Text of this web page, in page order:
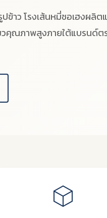
ข้าว โรงเส้นหมี่ชอเฮงผลิต
วคุณภาพสูงภายใต้แบรนด์ต